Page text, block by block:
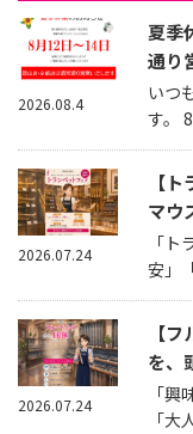
夏季
通り
いつ
す。
2026.08.4
【
マウ
「
安」
2026.07.24
【
を、
「
「
2026.07.24